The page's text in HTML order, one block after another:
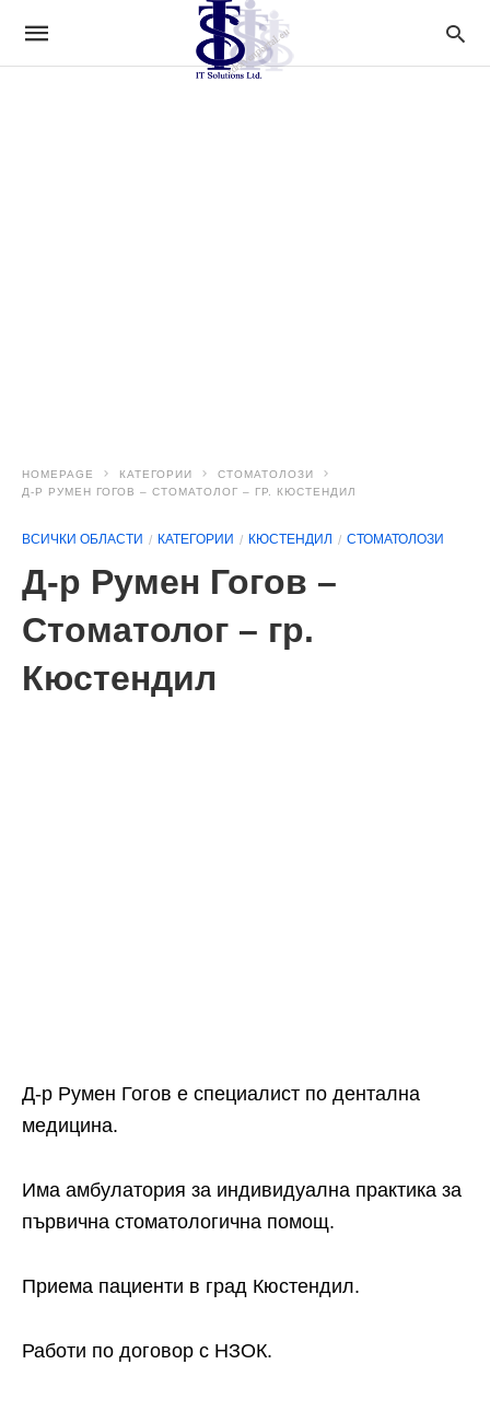
HOMEPAGE КАТЕГОРИИ
СТОМАТОЛОЗИ
Д-Р РУМЕН ГОГОВ – СТОМАТОЛОГ – ГР. КЮСТЕНДИЛ
ВСИЧКИ ОБЛАСТИ КАТЕГОРИИ КЮСТЕНДИЛ СТОМАТОЛОЗИ
Д-р Румен Гогов –
Стоматолог – гр.
Кюстендил
Д-р Румен Гогов е специалист по дентална
медицина.
Има амбулатория за индивидуална практика за
първична стоматологична помощ.
Приема пациенти в град Кюстендил.
Работи по договор с НЗОК.